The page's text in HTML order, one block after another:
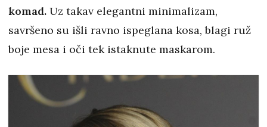
komad. Uz takav elegantni minimalizam,
savršeno su išli ravno ispeglana kosa, blagi ruž
boje mesa i oči tek istaknute maskarom.